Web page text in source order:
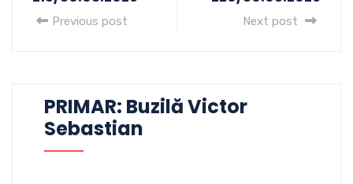
Previous post Next post
PRIMAR: Buzilă Victor
Sebastian